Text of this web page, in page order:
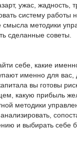
ужас, жадность,
систему работы
смысла методики
сделанные советы.
себе, какие
именно для вас,
вы готовы
какую прибыль
методики
и выбирать себе